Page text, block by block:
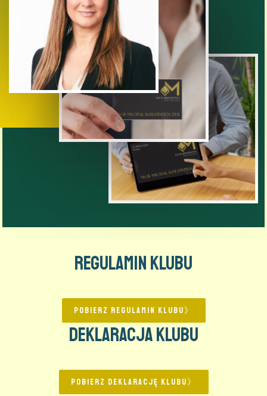
Regulamin Klubu
POBIERZ REGULAMIN KLUBU》
Deklaracja Klubu
POBIERZ DEKLARACJĘ KLUBU》